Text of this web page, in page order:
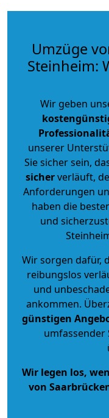
Umzüge
Steinheim:
Wir geben
unserer
Sie sicher sein,
sicherverläuft,
Anforderungen
haben die
und
Wir sorgen dafür,
reibungslos
und
ankommen.
günstigen
umfassender
Wir legen los,
von